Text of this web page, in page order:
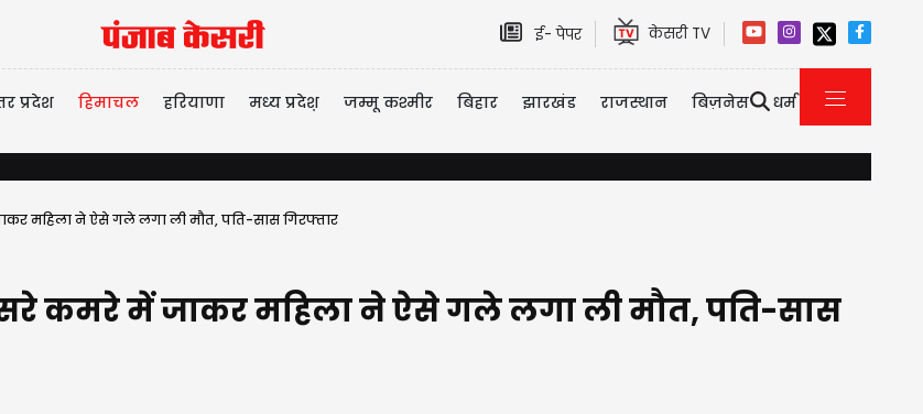
ई- पेपर केसरी TV
प्रदेश हिमाचल हरियाणा मध्य प्रदेश़ जम्मू कश्मीर बिहार झारखंड राजस्थान बिज़नेस धर्म
महिला ने ऐसे गले लगा ली मौत, पति-सास गिरफ्तार
कमरे में जाकर महिला ने ऐसे गले लगा ली मौत, पति-सास